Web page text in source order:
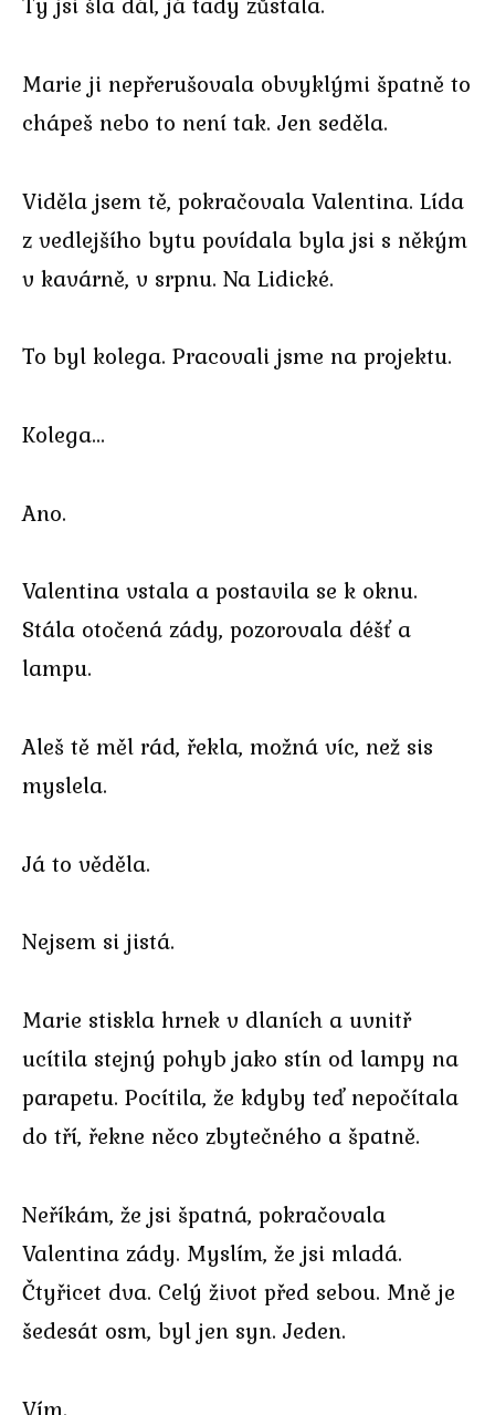
Marie ji nepřerušovala obvyklými špatně to
chápeš nebo to není tak. Jen seděla.
Viděla jsem tě, pokračovala Valentina. Lída
z vedlejšího bytu povídala byla jsi s někým
v kavárně, v srpnu. Na Lidické.
To byl kolega. Pracovali jsme na projektu.
Kolega…
Ano.
Valentina vstala a postavila se k oknu.
Stála otočená zády, pozorovala déšť a
lampu.
Aleš tě měl rád, řekla, možná víc, než sis
myslela.
Já to věděla.
Nejsem si jistá.
Marie stiskla hrnek v dlaních a uvnitř
ucítila stejný pohyb jako stín od lampy na
parapetu. Pocítila, že kdyby teď nepočítala
do tří, řekne něco zbytečného a špatně.
Neříkám, že jsi špatná, pokračovala
Valentina zády. Myslím, že jsi mladá.
Čtyřicet dva. Celý život před sebou. Mně je
šedesát osm, byl jen syn. Jeden.